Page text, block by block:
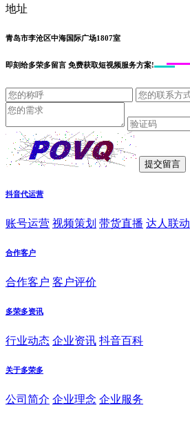
地址
青岛市李沧区中海国际广场1807室
即刻给多荣多留言 免费获取短视频服务方案!
抖音代运营
账号运营 视频策划 带货直播 达人联动
合作客户
合作客户 客户评价
多荣多资讯
行业动态 企业资讯 抖音百科
关于多荣多
公司简介 企业理念 企业服务